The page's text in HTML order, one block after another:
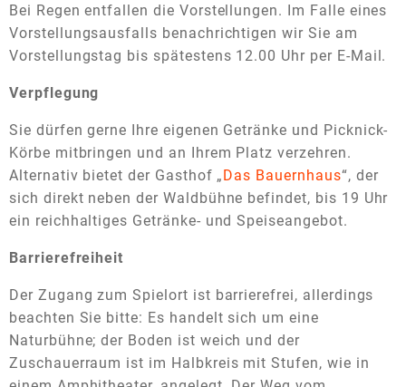
Bei Regen entfallen die Vorstellungen. Im Falle eines
Vorstellungsausfalls benachrichtigen wir Sie am
Vorstellungstag bis spätestens 12.00 Uhr per E-Mail.
Verpflegung
Sie dürfen gerne Ihre eigenen Getränke und Picknick-
Körbe mitbringen und an Ihrem Platz verzehren.
Alternativ bietet der Gasthof „Das Bauernhaus“, der
sich direkt neben der Waldbühne befindet, bis 19 Uhr
ein reichhaltiges Getränke- und Speiseangebot.
Barrierefreiheit
Der Zugang zum Spielort ist barrierefrei, allerdings
beachten Sie bitte: Es handelt sich um eine
Naturbühne; der Boden ist weich und der
Zuschauerraum ist im Halbkreis mit Stufen, wie in